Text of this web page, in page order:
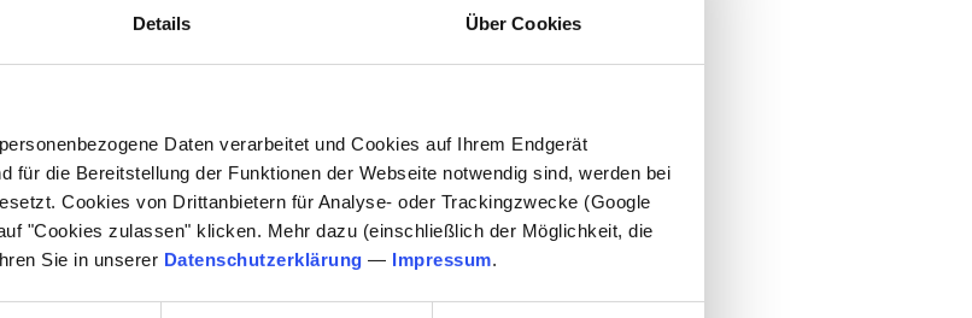
Details Über Cookies
Daten verarbeitet und Cookies auf Ihrem Endgerät
für die Bereitstellung der Funktionen der Webseite notwendig sind, werden bei
Cookies von Drittanbietern für Analyse- oder Trackingzwecke (Google
"Cookies zulassen" klicken. Mehr dazu (einschließlich der Möglichkeit, die
Sie in unserer Datenschutzerklärung — Impressum.
gewichten
mehreren der Mitglieder des AMC-Forum zusammenarbeiten
jeweils pro Webseite angegebenen Referenzkunden ermittelt